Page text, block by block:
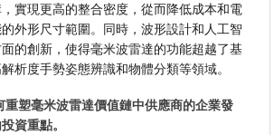
實現更高的整合密度，從而降低成本和電
外形尺寸範圍。同時，波形設計和人工智
的創新，使得毫米波雷達的功能超越了基
析度手勢姿態辨識和物體分類等領域。
重塑毫米波雷達價值鏈中供應商的企業發
資重點。